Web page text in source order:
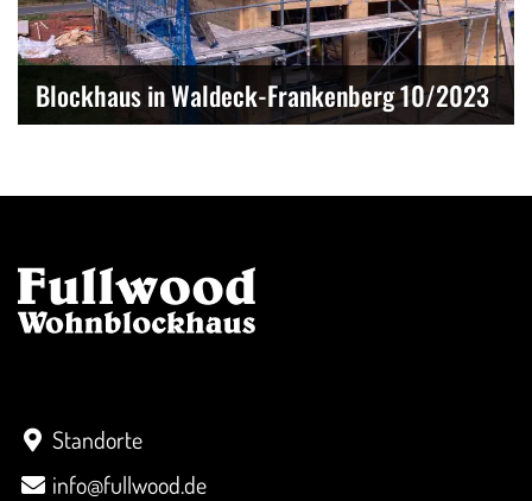
Blockhaus in Waldeck-Frankenberg 10/2023
Standorte
info@fullwood.de